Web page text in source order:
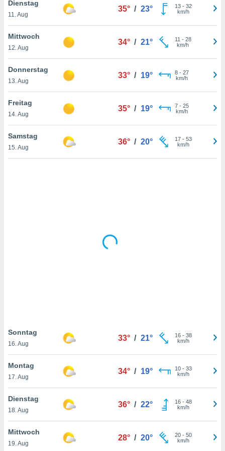
der
Sie
von
und
auf
Sie
klicken.
und
Dienstag
11. Aug
35° / 23° 13- 32
km/h
Mittwoch
12. Aug
34° / 21° 11 - 28
km/h
Donnerstag
13. Aug
33° / 19° 8- 27
km/h
Freitag
14. Aug
35° / 19° 7- 25
km/h
Samstag
15. Aug
36° / 20° 17- 53
km/h
Sonntag
16. Aug
33° / 21° 16- 38
km/h
Montag
17. Aug
34° / 19° 10- 33
km/h
Dienstag
18. Aug
36° / 22° 16- 48
km/h
Mittwoch
19. Aug
28° / 20° 20- 50
km/h